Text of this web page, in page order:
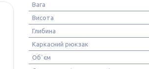
Вага
Висота
Глибина
Каркасний рюкзак
Об`єм